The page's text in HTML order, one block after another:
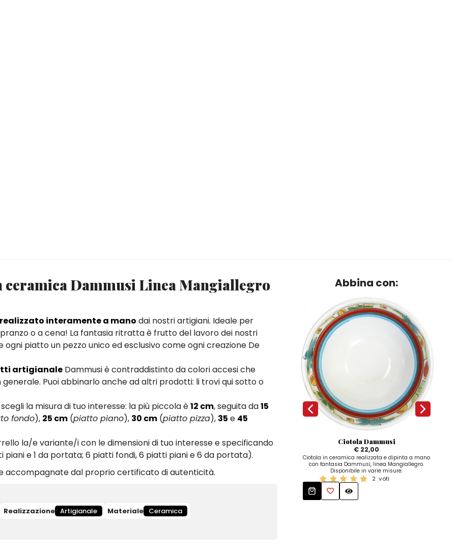
Dammusi Linea Mangiallegro
realizzato interamente a mano dai nostri artigiani. Ideale per
o a cena! La fantasia ritratta è frutto del lavoro dei nostri
ogni piatto un pezzo unico ed esclusivo come ogni creazione De
artigianale Dammusi è contraddistinto da colori accesi che
Puoi abbinarlo anche ad altri prodotti: li trovi qui sotto o
la misura di tuo interesse: la più piccola è12 cm, seguita da15
fondo), 25 cm (piatto piano), 30 cm (piatto pizza), 35 e 45
la/e variante/i con le dimensioni di tuo interesse e specificando
e 1 da portata; 6 piatti fondi, 6 piatti piani e 6 da portata).
accompagnate dal proprio certificato di autenticità.
Realizzazione Artigianale Materiale Ceramica
Abbina con:
Ciotola Dammusi
€ 22,00
Ciotola in ceramica realizzata e dipinta a mano
con fantasia Dammusi, linea Mangiallegro.
Disponibile in varie misure.
2 voti